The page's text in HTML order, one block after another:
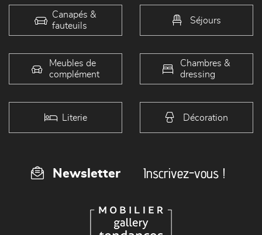
Canapés &
fauteuils
Séjours
Meubles de
complément
Chambres &
dressing
Literie Décoration
Newsletter Inscrivez-vous !